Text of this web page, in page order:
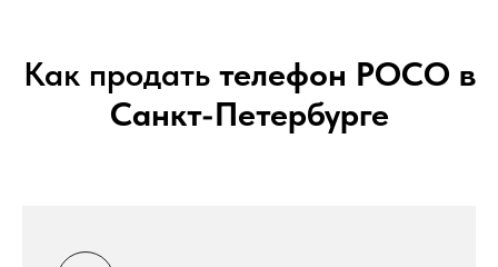
Как продать телефон POCO в
Санкт-Петербурге